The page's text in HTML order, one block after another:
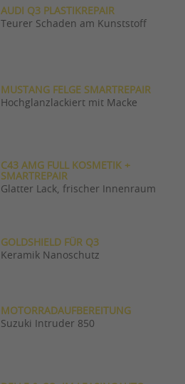
AUDI Q3 PLASTIKREPAIR
Teurer Schaden am Kunststoff
MUSTANG FELGE SMARTREPAIR
Hochglanzlackiert mit Macke
C43 AMG FULL KOSMETIK +
SMARTREPAIR
Glatter Lack, frischer Innenraum
GOLDSHIELD FÜR Q3
Keramik Nanoschutz
MOTORRADAUFBEREITUNG
Suzuki Intruder 850